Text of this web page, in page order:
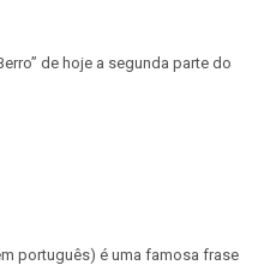
de hoje a segunda parte do
português) é uma famosa frase